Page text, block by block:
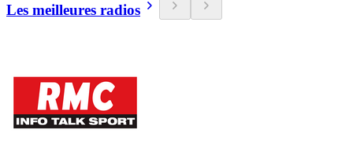
Les meilleures radios